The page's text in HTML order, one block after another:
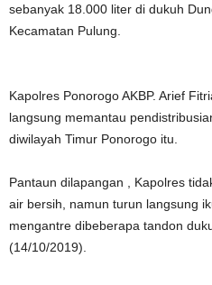
sebanyak 18.000 liter di dukuh
Kecamatan Pulung.
Kapolres Ponorogo AKBP. Arief
langsung memantau
diwilayah Timur Ponorogo itu.
Pantaun dilapangan , Kapolres
air bersih, namun turun langsung
mengantre dibeberapa tandon
(14/10/2019).